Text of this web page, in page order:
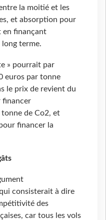
la moitié et les
et absorption pour
en finançant
terme.
» pourrait par
euros par tonne
le prix de revient du
financer
tonne de Co2, et
financer la
consisterait à dire
des
car tous les vols